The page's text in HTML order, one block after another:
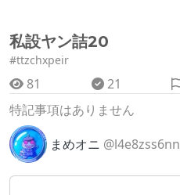
私設ヤン詰20
#ttzchxpeir
81 21
特記事項はありません
まめオニ @l4e8zss6nn